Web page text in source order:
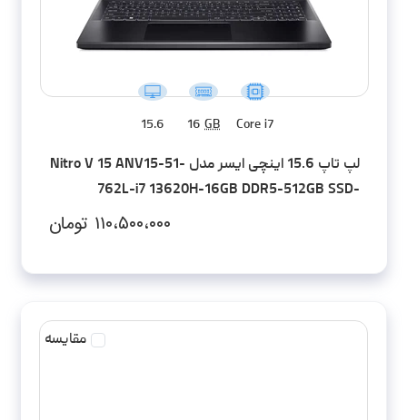
Core i7
16 GB
15.6
لپ تاپ 15.6 اینچی ایسر مدل Nitro V 15 ANV15-51-
762L-i7 13620H-16GB DDR5-512GB SSD-
۱۱۰،۵۰۰،۰۰۰ تومان
مقایسه